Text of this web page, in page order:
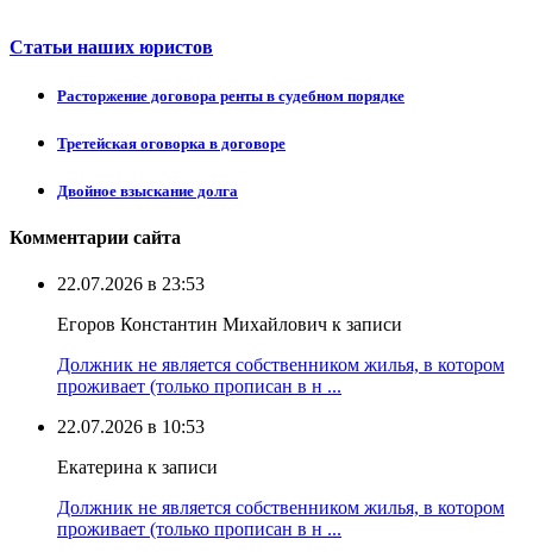
Статьи наших юристов
Расторжение договора ренты в судебном порядке
Третейская оговорка в договоре
Двойное взыскание долга
Комментарии сайта
22.07.2026 в 23:53
Егоров Константин Михайлович к записи
Должник не является собственником жилья, в котором
проживает (только прописан в н ...
22.07.2026 в 10:53
Екатерина к записи
Должник не является собственником жилья, в котором
проживает (только прописан в н ...